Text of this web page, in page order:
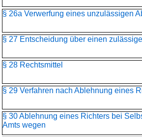
§ 26a Verwerfung eines unzulässigen
§ 27 Entscheidung über einen
§ 28 Rechtsmittel
§ 29 Verfahren nach Ablehnung eines
§ 30 Ablehnung eines Richters bei
Amts wegen